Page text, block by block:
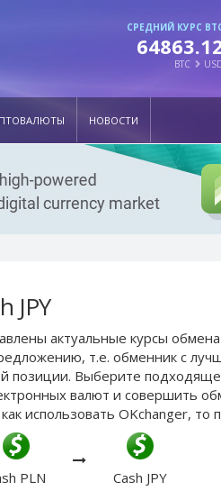
СРЕДНИЙ КУРС
BTC
НОВОСТИ
JPY
актуальные курсы обмена
т.е. обменник с
позиции. Выберите
валют и совершить
использовать OKchanger, то
PLN Cash JPY